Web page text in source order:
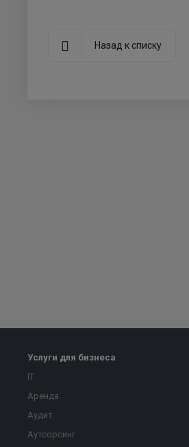
Назад к списку
Услуги для бизнеса
IT
Аренда
Аудит
Аутсорсинг